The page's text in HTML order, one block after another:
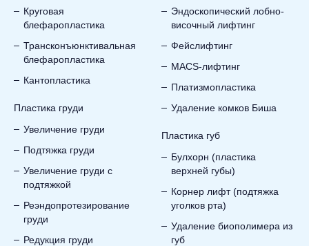
Круговая
блефаропластика
Трансконъюнктивальная
блефаропластика
Кантопластика
Пластика груди
Увеличение груди
Подтяжка груди
Увеличение груди с
подтяжкой
Реэндопротезирование
груди
Редукция груди
Эндоскопический лобно-
височный лифтинг
Фейслифтинг
MACS-лифтинг
Платизмопластика
Удаление комков Биша
Пластика губ
Булхорн (пластика
верхней губы)
Корнер лифт (подтяжка
уголков рта)
Удаление биополимера из
губ